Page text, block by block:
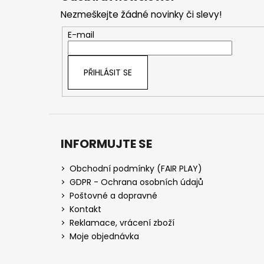
Nezmeškejte žádné novinky či slevy!
E-mail
PŘIHLÁSIT SE
INFORMUJTE SE
Obchodní podmínky (FAIR PLAY)
GDPR - Ochrana osobních údajů
Poštovné a dopravné
Kontakt
Reklamace, vrácení zboží
Moje objednávka